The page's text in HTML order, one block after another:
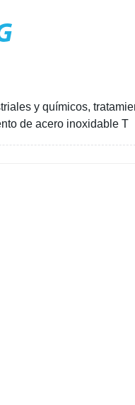
y químicos,
de acero inoxidable T